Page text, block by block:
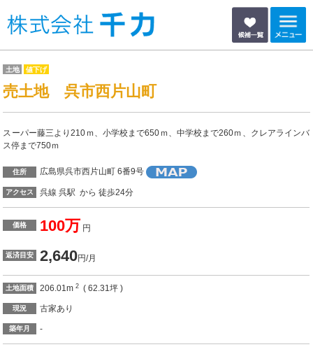
土地 値下げ
売土地 呉市西片山町
スーパー藤三より210ｍ、小学校まで650ｍ、中学校まで260ｍ、クレアラインバ
ス停まで750ｍ
住所 広島県呉市西片山町 6番9号
アクセス 呉線 呉駅 から 徒歩24分
価格 100万 円
返済目安 2,640円/月
土地面積 206.01m2 ( 62.31坪 )
現況 古家あり
築年月 -